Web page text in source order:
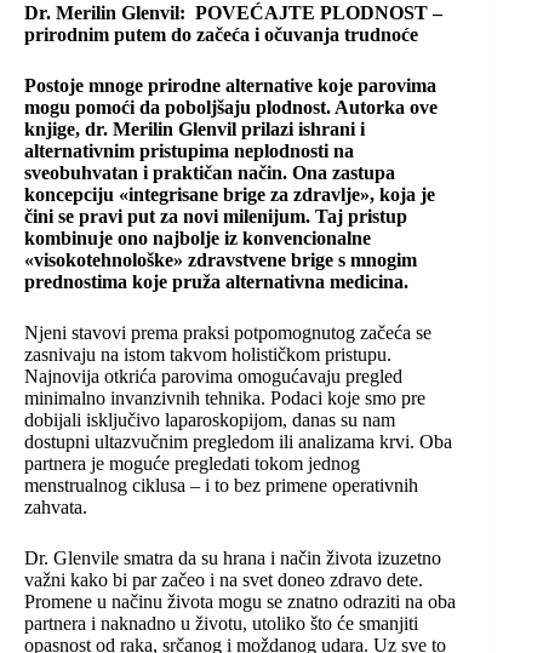
Dr. Merilin Glenvil: POVEĆAJTE PLODNOST –
prirodnim putem do začeća i očuvanja trudnoće
Postoje mnoge prirodne alternative koje parovima
mogu pomoći da poboljšaju plodnost. Autorka ove
knjige, dr. Merilin Glenvil prilazi ishrani i
alternativnim pristupima neplodnosti na
sveobuhvatan i praktičan način. Ona zastupa
koncepciju «integrisane brige za zdravlje», koja je
čini se pravi put za novi milenijum. Taj pristup
kombinuje ono najbolje iz konvencionalne
«visokotehnološke» zdravstvene brige s mnogim
prednostima koje pruža alternativna medicina.
Njeni stavovi prema praksi potpomognutog začeća se
zasnivaju na istom takvom holističkom pristupu.
Najnovija otkrića parovima omogućavaju pregled
minimalno invanzivnih tehnika. Podaci koje smo pre
dobijali isključivo laparoskopijom, danas su nam
dostupni ultazvučnim pregledom ili analizama krvi. Oba
partnera je moguće pregledati tokom jednog
menstrualnog ciklusa – i to bez primene operativnih
zahvata.
Dr. Glenvile smatra da su hrana i način života izuzetno
važni kako bi par začeo i na svet doneo zdravo dete.
Promene u načinu života mogu se znatno odraziti na oba
partnera i naknadno u životu, utoliko što će smanjiti
opasnost od raka, srčanog i moždanog udara. Uz sve to